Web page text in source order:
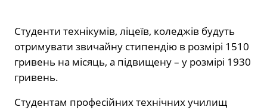
Студенти технікумів, ліцеїв, коледжів будуть
отримувати звичайну стипендію в розмірі 1510
гривень на місяць, а підвищену – у розмірі 1930
гривень.
Студентам професійних технічних училищ